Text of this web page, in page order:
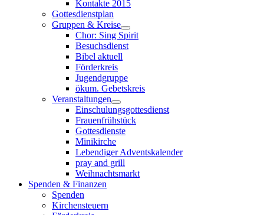
Kontakte 2015
Gottesdienstplan
Gruppen & Kreise
Chor: Sing Spirit
Besuchsdienst
Bibel aktuell
Förderkreis
Jugendgruppe
ökum. Gebetskreis
Veranstaltungen
Einschulungsgottesdienst
Frauenfrühstück
Gottesdienste
Minikirche
Lebendiger Adventskalender
pray and grill
Weihnachtsmarkt
Spenden & Finanzen
Spenden
Kirchensteuern